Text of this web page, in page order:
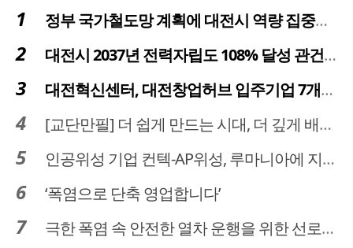
정부 국가철도망 계획에 대전시 역량 집중해야
대전시 2037년 전력자립도 108% 달성 관건은 '주민 수용성'
대전혁신센터, 대전창업허브 입주기업 7개사 모집
[교단만필] 더 쉽게 만드는 시대, 더 깊게 배우는 교육
인공위성 기업 컨텍-AP위성, 루마니아에 지상국 시스템 전수
‘폭염으로 단축 영업합니다’
극한 폭염 속 안전한 열차 운행을 위한 선로관리